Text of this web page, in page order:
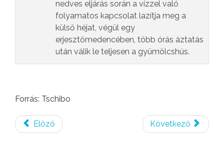
nedves eljárás során a vízzel való
folyamatos kapcsolat lazítja meg a
külső héjat, végül egy
erjesztőmedencében, több órás áztatás
után válik le teljesen a gyümölcshús.
Forrás: Tschibo
Előző Következő